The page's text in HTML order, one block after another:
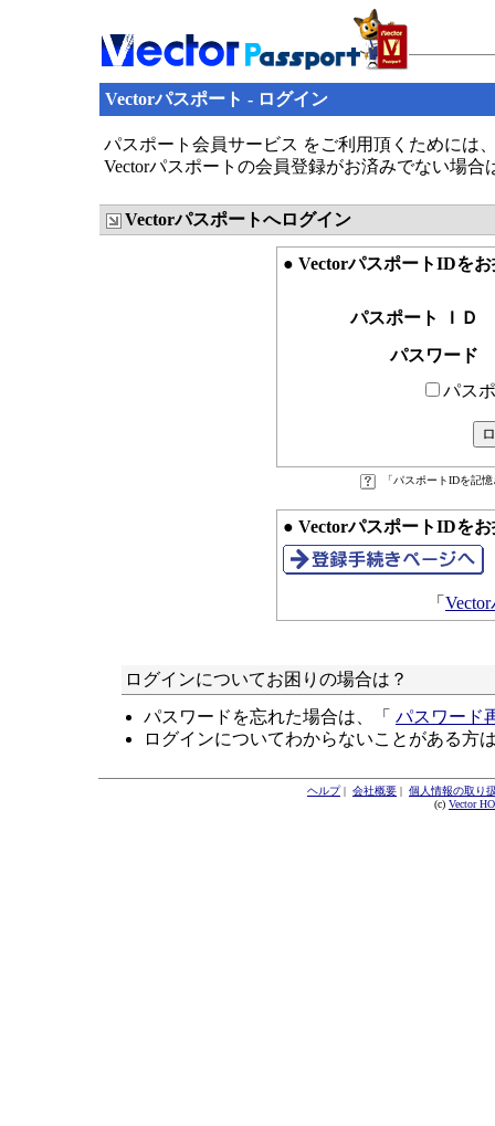
Vectorパスポート - ログイン
パスポート会員サービス をご利用頂くためには
Vectorパスポートの会員登録がお済みでない場
Vectorパスポートへログイン
● VectorパスポートIDを
パスポート ＩＤ
パスワード
パス
「パスポートIDを記
● VectorパスポートIDを
「
ログインについてお困りの場合は？
パスワードを忘れた場合は、「 パスワード
ログインについてわからないことがある方
ヘルプ| 会社概要 | 個人情報の取り
(c) Vector